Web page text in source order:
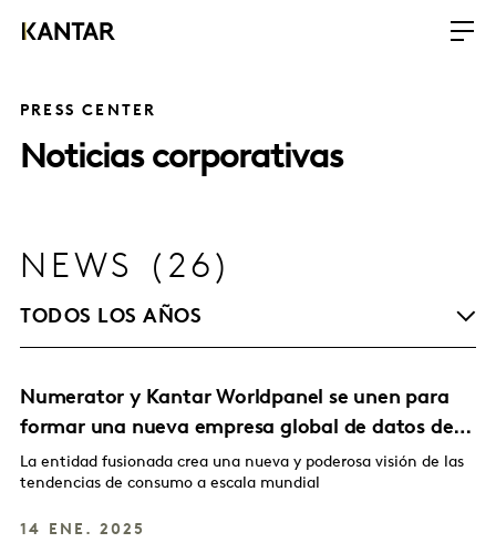
PRESS CENTER
Noticias corporativas
NEWS (26)
TODOS LOS AÑOS
Numerator y Kantar Worldpanel se unen para
formar una nueva empresa global de datos de
consumidores
La entidad fusionada crea una nueva y poderosa visión de las
tendencias de consumo a escala mundial
14 ENE. 2025